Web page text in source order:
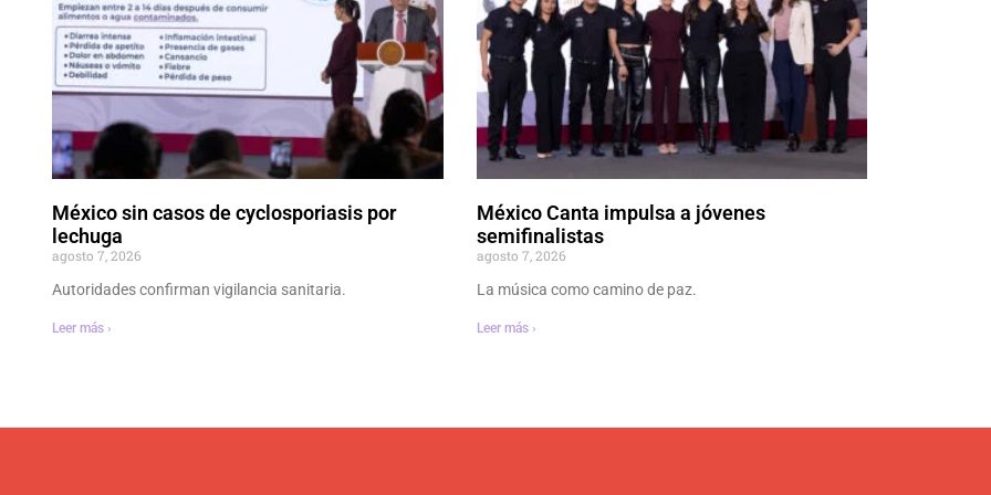
México sin casos de cyclosporiasis por
lechuga
agosto 7, 2026
Autoridades confirman vigilancia sanitaria.
Leer más ›
México Canta impulsa a jóvenes
semifinalistas
agosto 7, 2026
La música como camino de paz.
Leer más ›